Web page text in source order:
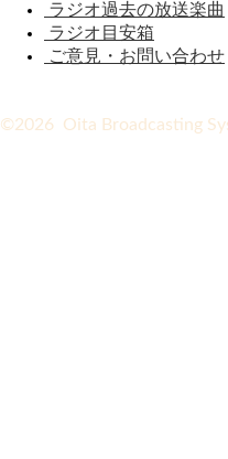
ラジオ過去の放送楽曲
ラジオ目安箱
ご意見・お問い合わせ
©2026 Oita Broadcasting